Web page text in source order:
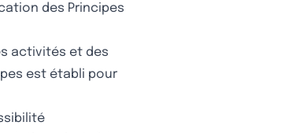
des Principes
activités et des
est établi pour